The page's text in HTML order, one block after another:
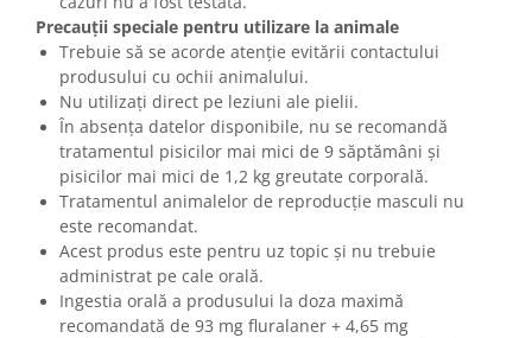
Precauții speciale pentru utilizare la animale
Trebuie să se acorde atenție evitării contactului
produsului cu ochii animalului.
Nu utilizați direct pe leziuni ale pielii.
În absența datelor disponibile, nu se recomandă
tratamentul pisicilor mai mici de 9 săptămâni și
pisicilor mai mici de 1,2 kg greutate corporală.
Tratamentul animalelor de reproducție masculi nu
este recomandat.
Acest produs este pentru uz topic și nu trebuie
administrat pe cale orală.
Ingestia orală a produsului la doza maximă
recomandată de 93 mg fluralaner + 4,65 mg